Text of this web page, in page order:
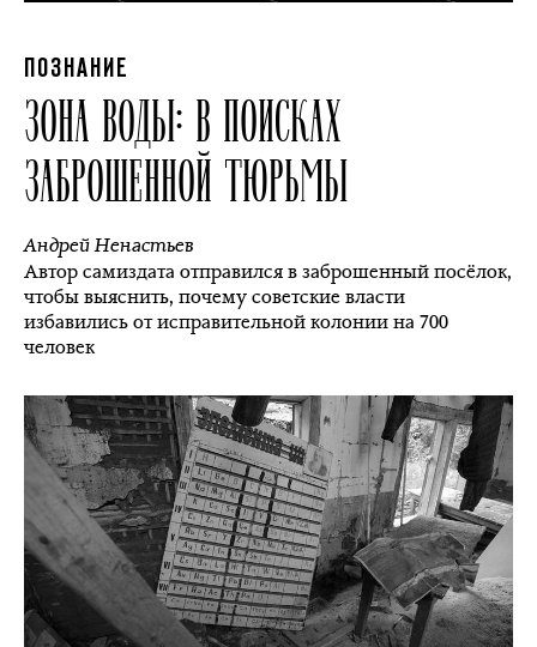
ПОЗНАНИЕ
ЗОНА ВОДЫ: В ПОИСКАХ
ЗАБРОШЕННОЙ ТЮРЬМЫ
Андрей Ненастьев
Автор самиздата отправился в заброшенный посёлок,
чтобы выяснить, почему советские власти
избавились от исправительной колонии на 700
человек